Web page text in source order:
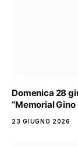
Domenica 28
“Memorial
23 GIUGNO 2026